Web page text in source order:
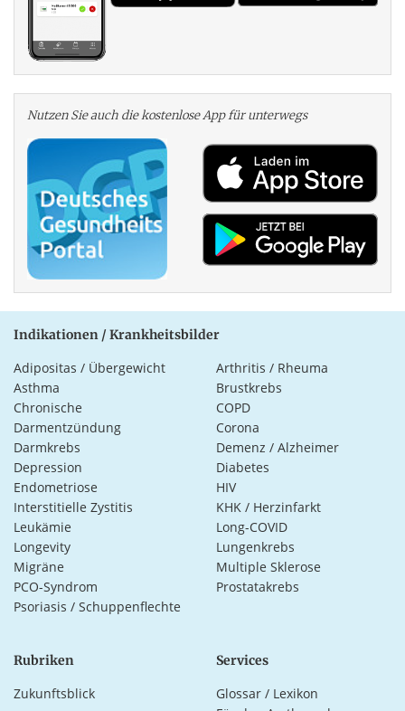
Nutzen Sie auch die kosten­lose App für unterwegs
Indikationen / Krankheitsbilder
Adipositas / Übergewicht
Arthritis / Rheuma
Asthma
Brustkrebs
Chronische
Darmentzündung
COPD
Corona
Darmkrebs
Demenz / Alzheimer
Depression
Diabetes
Endometriose
HIV
Interstitielle Zystitis
KHK / Herzinfarkt
Leukämie
Long-COVID
Longevity
Lungenkrebs
Migräne
Multiple Sklerose
PCO-Syndrom
Prostatakrebs
Psoriasis / Schuppenflechte
Rubriken
Zukunftsblick
Services
Glossar / Lexikon